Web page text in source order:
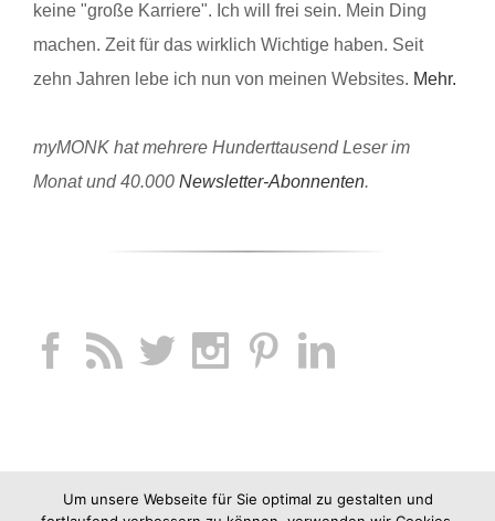
keine "große Karriere". Ich will frei sein. Mein Ding
machen. Zeit für das wirklich Wichtige haben. Seit
zehn Jahren lebe ich nun von meinen Websites. Mehr.
myMONK hat mehrere Hunderttausend Leser im
Monat und 40.000 Newsletter-Abonnenten.
Um unsere Webseite für Sie optimal zu gestalten und